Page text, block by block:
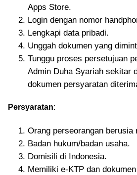
Apps Store.
Login dengan nomor
Lengkapi data pribadi.
Unggah dokumen yang
Tunggu proses persetujuan
Admin Duha Syariah sekitar
dokumen persyaratan
Persyaratan:
Orang perseorangan berusia
Badan hukum/badan usaha.
Domisili di Indonesia.
Memiliki e-KTP dan